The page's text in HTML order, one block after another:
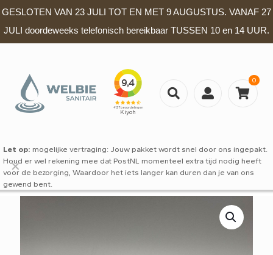
GESLOTEN VAN 23 JULI TOT EN MET 9 AUGUSTUS. VANAF 27
JULI doordeweeks telefonisch bereikbaar TUSSEN 10 en 14 UUR.
0
Let op: mogelijke vertraging: Jouw pakket wordt snel door ons ingepakt.
Houd er wel rekening mee dat PostNL momenteel extra tijd nodig heeft
voor de bezorging, Waardoor het iets langer kan duren dan je van ons
gewend bent.
✕